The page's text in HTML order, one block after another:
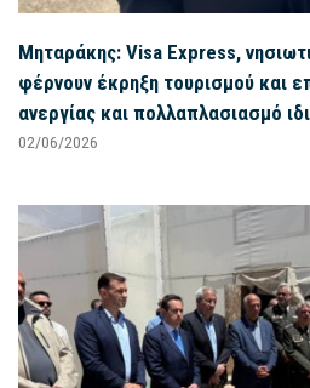
Μηταράκης: Visa Express,
φέρνουν έκρηξη τουρισμού και
ανεργίας και πολλαπλασιασμό
02/06/2026